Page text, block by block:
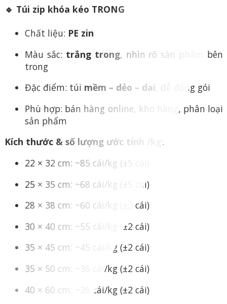
🔹 Túi zip khóa kéo TRONG
Chất liệu: PE zin
Màu sắc: trắng trong, nhìn rõ sản phẩm bên
trong
Đặc điểm: túi mềm – dẻo – dai, dễ đóng gói
Phù hợp: bán hàng online, kho hàng, phân loại
sản phẩm
Kích thước & số lượng ước tính /kg:
22 × 32 cm: ~85 cái/kg (±5 cái)
25 × 35 cm: ~68 cái/kg (±5 cái)
28 × 38 cm: ~60 cái/kg (±3 cái)
30 × 40 cm: ~55 cái/kg (±2 cái)
35 × 45 cm: ~45 cái/kg (±2 cái)
35 × 50 cm: ~36 cái/kg (±2 cái)
40 × 60 cm: ~26 cái/kg (±2 cái)